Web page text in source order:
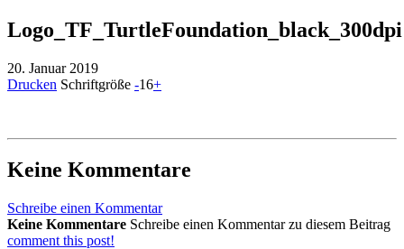
Logo_TF_TurtleFoundation_black_300dpi
20. Januar 2019
Drucken Schriftgröße -16+
Keine Kommentare
Schreibe einen Kommentar
Keine Kommentare Schreibe einen Kommentar zu diesem Beitrag
comment this post!